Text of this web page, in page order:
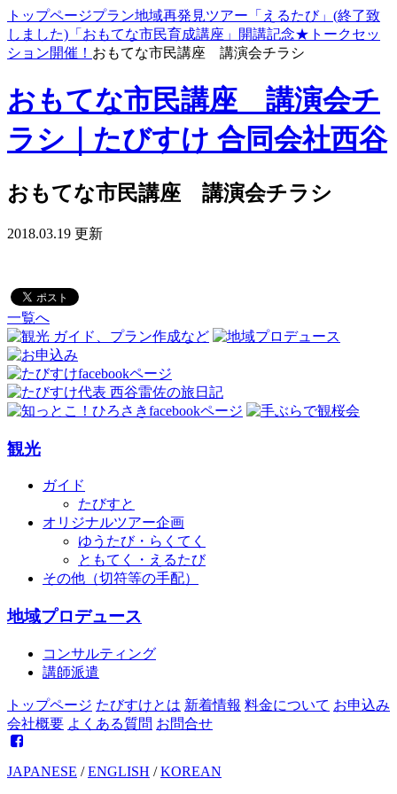
トップページプラン地域再発見ツアー「えるたび」 (終了致
しました)「おもてな市民育成講座」開講記念★トークセッ
ション開催！ おもてな市民講座 講演会チラシ
おもてな市民講座 講演会チ
ラシ｜たびすけ 合同会社西谷
おもてな市民講座 講演会チラシ
2018.03.19 更新
一覧へ
観光
ガイド
たびすと
オリジナルツアー企画
ゆうたび・らくてく
ともてく・えるたび
その他（切符等の手配）
地域プロデュース
コンサルティング
講師派遣
トップページ たびすけとは 新着情報 料金について お申込み
会社概要 よくある質問 お問合せ
JAPANESE /ENGLISH /KOREAN